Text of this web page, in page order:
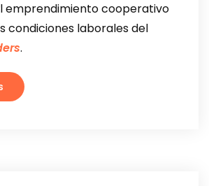
emprendimiento cooperativo
condiciones laborales del
.